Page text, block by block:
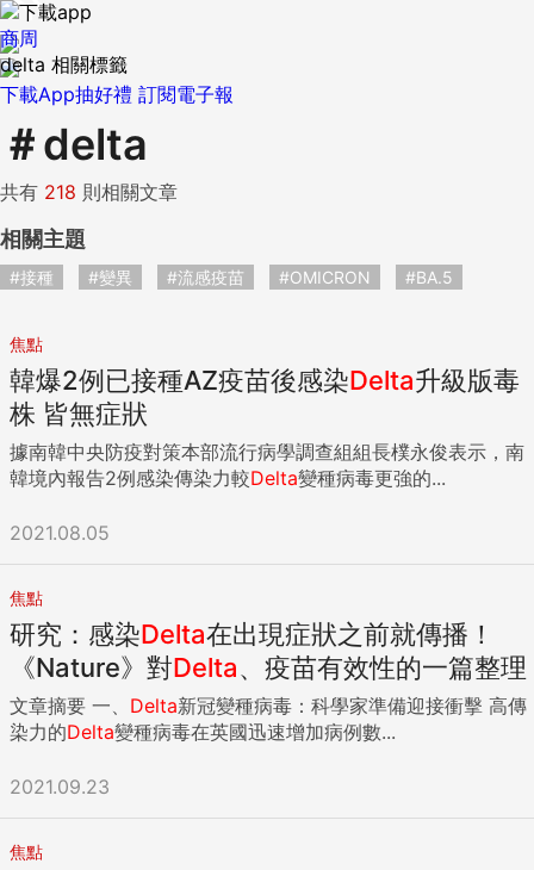
下載App抽好禮 訂閱電子報
商周
delta 相關標籤
＃delta
共有 218 則相關文章
相關主題
#接種 #變異 #流感疫苗 #OMICRON #BA.5
焦點
韓爆2例已接種AZ疫苗後感染Delta升級版毒
株 皆無症狀
據南韓中央防疫對策本部流行病學調查組組長樸永俊表示，南
韓境內報告2例感染傳染力較Delta變種病毒更強的...
2021.08.05
焦點
研究：感染Delta在出現症狀之前就傳播！
《Nature》對Delta、疫苗有效性的一篇整理
文章摘要 一、 Delta新冠變種病毒：科學家準備迎接衝擊 高傳
染力的Delta變種病毒在英國迅速增加病例數...
2021.09.23
焦點